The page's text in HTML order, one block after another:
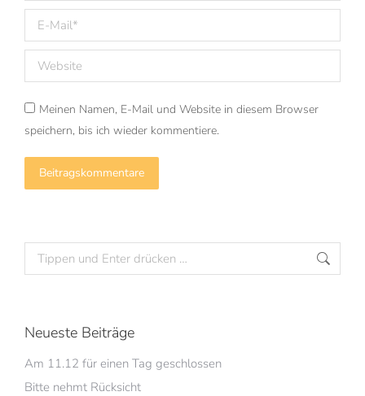
E-Mail *
Website
Meinen Namen, E-Mail und Website in diesem Browser
speichern, bis ich wieder kommentiere.
Beitragskommentare
Neueste Beiträge
Am 11.12 für einen Tag geschlossen
Bitte nehmt Rücksicht